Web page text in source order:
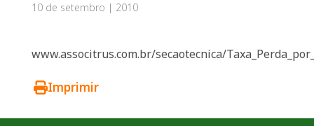
10 de setembro | 2010
www.associtrus.com.br/secaotecnica/
Imprimir